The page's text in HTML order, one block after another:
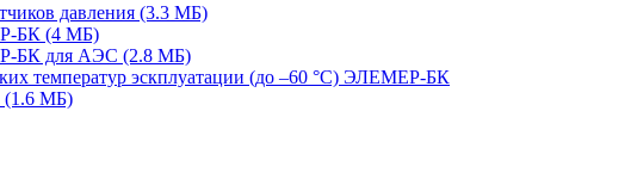
давления (3.3 MБ)
БК (4 MБ)
БК для АЭС (2.8 MБ)
температур эскплуатации (до –60 °С) ЭЛЕМЕР-БК
MБ)